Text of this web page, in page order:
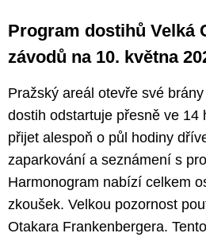
Program dostihů Velká
závodů na 10. května
Pražský areál otevře své
dostih odstartuje přesně ve 14
přijet alespoň o půl hodiny
zaparkování a seznámení s
Harmonogram nabízí celkem
zkoušek. Velkou pozornost
Otakara Frankenbergera.